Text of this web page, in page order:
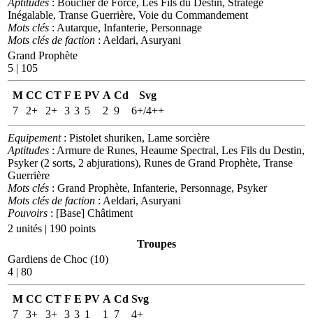
Inégalable, Transe Guerrière, Voie du Commandement
Mots clés : Autarque, Infanterie, Personnage
Mots clés de faction : Aeldari, Asuryani
Grand Prophète
5 | 105
M CC CT F E PV A Cd
Svg
7
2+ 2+ 3 3 5 2 9 6+/4++
Equipement: Pistolet shuriken, Lame sorcière
Aptitudes : Armure de Runes, Heaume Spectral, Les Fils du Destin,
Psyker (2 sorts, 2 abjurations), Runes de Grand Prophète, Transe
Guerrière
Mots clés : Grand Prophète, Infanterie, Personnage, Psyker
Mots clés de faction : Aeldari, Asuryani
Pouvoirs : [Base] Châtiment
2 unités | 190 points
Troupes
Gardiens de Choc (10)
4 | 80
M CC CT F E PV A Cd Svg
7
3+ 3+ 3 3 1 1 7 4+